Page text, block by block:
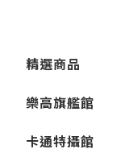
精選商品
樂高旗艦館
卡通特攝館